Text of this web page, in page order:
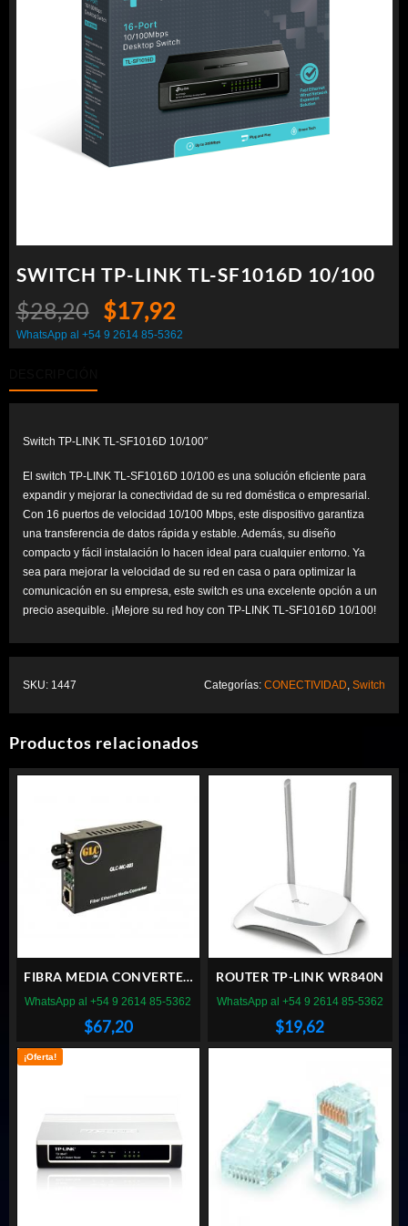
SWITCH TP-LINK TL-SF1016D 10/100
$28,20 El
precio
$17,92El
precio
WhatsApp al +54 9 2614 85-5362
Switch TP-LINK TL-SF1016D 10/100″
El switch TP-LINK TL-SF1016D 10/100 es una solución eficiente para
expandir y mejorar la conectividad de su red doméstica o empresarial.
Con 16 puertos de velocidad 10/100 Mbps, este dispositivo garantiza
una transferencia de datos rápida y estable. Además, su diseño
compacto y fácil instalación lo hacen ideal para cualquier entorno. Ya
sea para mejorar la velocidad de su red en casa o para optimizar la
comunicación en su empresa, este switch es una excelente opción a un
precio asequible. ¡Mejore su red hoy con TP-LINK TL-SF1016D 10/100!
SKU: 1447 Categorías: CONECTIVIDAD Switch
Productos relacionados
FIBRA MEDIA CONVERTER
GLC-MC-003
$67,20
WhatsApp al +54 9 2614 85-5362
ROUTER TP-LINK WR840N
$19,62
WhatsApp al +54 9 2614 85-5362
¡Oferta!